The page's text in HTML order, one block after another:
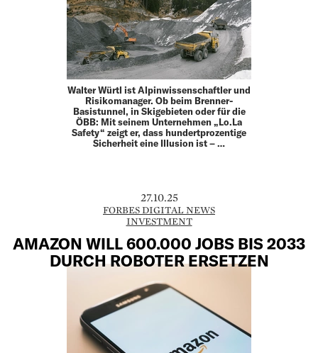
Walter Würtl ist Alpinwissenschaftler und
Risikomanager. Ob beim Brenner-
Basistunnel, in Skigebieten oder für die
ÖBB: Mit seinem Unternehmen „Lo.La
Safety“ zeigt er, dass hundertprozentige
Sicherheit eine Illusion ist – …
27.10.25
FORBES DIGITAL NEWS
INVESTMENT
AMAZON WILL 600.000 JOBS BIS 2033
DURCH ROBOTER ERSETZEN